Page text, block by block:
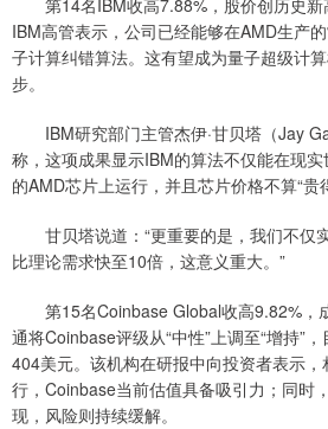
第14名IBM收高7.88%，股价创历史新
IBM高管表示，公司已经能够在AMD生产
子计算纠错算法。这有望成为量子超级计
步。
IBM研究部门主管杰伊·甘贝塔（Jay
称，这项成果显示IBM的算法不仅能在现
的AMD芯片上运行，并且芯片价格不算“贵
甘贝塔说道：“更重要的是，我们不仅
比理论需求快至10倍，这意义重大。”
第15名Coinbase Global收高9.82%，
通将Coinbase评级从“中性”上调至“增持”
404美元。该机构在研报中向投资者表示
行，Coinbase当前估值具备吸引力；同时
现，风险则持续缓解。